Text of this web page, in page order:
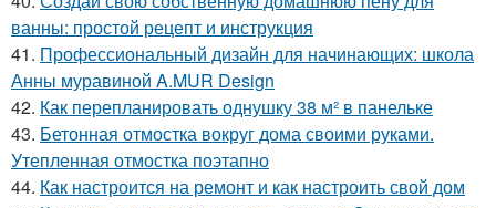
ванны: простой рецепт и инструкция
41. Профессиональный дизайн для начинающих: школа
Анны муравиной A.MUR Design
42. Как перепланировать однушку 38 м² в панельке
43. Бетонная отмостка вокруг дома своими руками.
Утепленная отмостка поэтапно
44. Как настроится на ремонт и как настроить свой дом